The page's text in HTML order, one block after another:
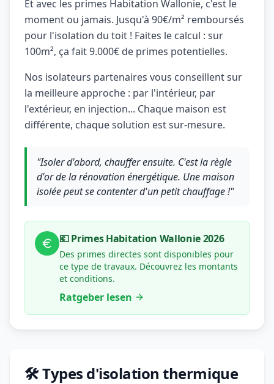
Et avec les primes Habitation Wallonie, c'est le
moment ou jamais. Jusqu'à 90€/m² remboursés
pour l'isolation du toit ! Faites le calcul : sur
100m², ça fait 9.000€ de primes potentielles.
Nos isolateurs partenaires vous conseillent sur
la meilleure approche : par l'intérieur, par
l'extérieur, en injection... Chaque maison est
différente, chaque solution est sur-mesure.
"Isoler d'abord, chauffer ensuite. C'est la règle
d'or de la rénovation énergétique. Une maison
isolée peut se contenter d'un petit chauffage !"
💶 Primes Habitation Wallonie 2026
Des primes directes sont disponibles pour
ce type de travaux. Découvrez les montants
et conditions.
Ratgeber lesen
🛠️ Types d'isolation thermique